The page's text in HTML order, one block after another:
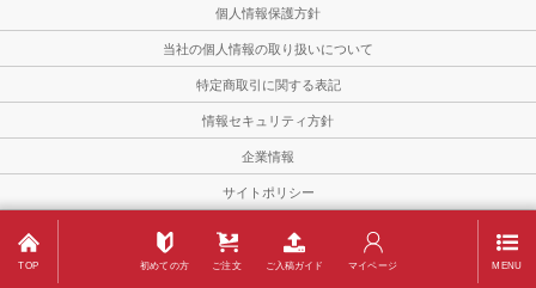
TOP 初めての方 ご注文 ご入稿ガイド マイページ MENU
個人情報保護方針
当社の個人情報の取り扱いについて
特定商取引に関する表記
情報セキュリティ方針
企業情報
サイトポリシー
Copyright © 2011－2026
Lion-meishi All Rights Reserved.